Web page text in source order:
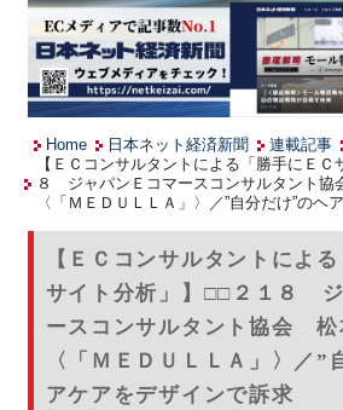
Home 日本ネット経済新聞 連載記事
【ＥＣコンサルタントによる「勝手にＥＣ
８ ジャパンＥコマースコンサルタント
〈「ＭＥＤＵＬＬＡ」〉／”自分だけ”のヘ
【ＥＣコンサルタントによ
サイト分析」】□□２１８
ースコンサルタント協会 松
〈「ＭＥＤＵＬＬＡ」〉／”
アケアをデザインで訴求